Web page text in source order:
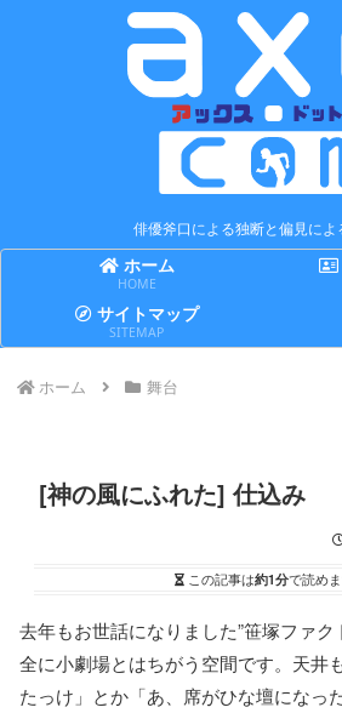
俳優斧口による独断と偏見によ
ホーム
HOME
サイトマップ
SITEMAP
ホーム 舞台
[神の風にふれた] 仕込み
この記事は約1分で読めま
去年もお世話になりました”笹塚ファ
全に小劇場とはちがう空間です。天井
たっけ」とか「あ、席がひな壇になっ